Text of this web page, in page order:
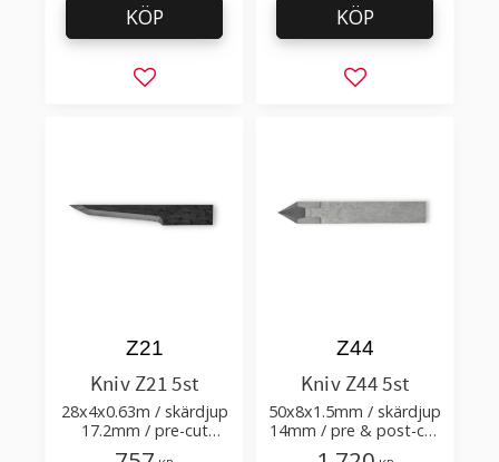
Lägg till i favoriter
KÖP
Lägg till i
KÖP
Kniv Z21 5st
28x4x0.63m / skärdjup
17.2mm / pre-cut
1.6+0.11xTm /
Z21
Kniv Z44 5st
50x8x1.5mm / skärdjup
14mm / pre & post-cut
0.58xTm / skärvinkel
Z44